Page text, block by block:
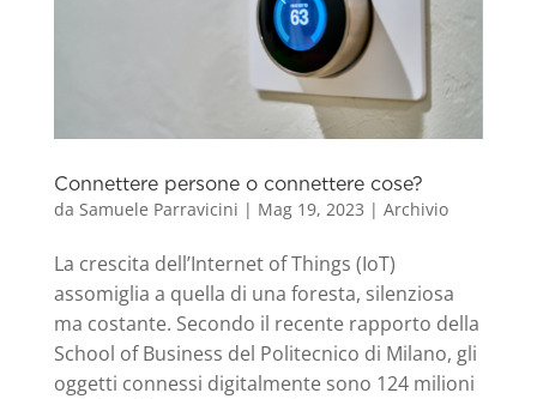
Connettere persone o connettere cose?
da Samuele Parravicini | Mag 19, 2023 | Archivio
La crescita dell’Internet of Things (IoT)
assomiglia a quella di una foresta, silenziosa
ma costante. Secondo il recente rapporto della
School of Business del Politecnico di Milano, gli
oggetti connessi digitalmente sono 124 milioni